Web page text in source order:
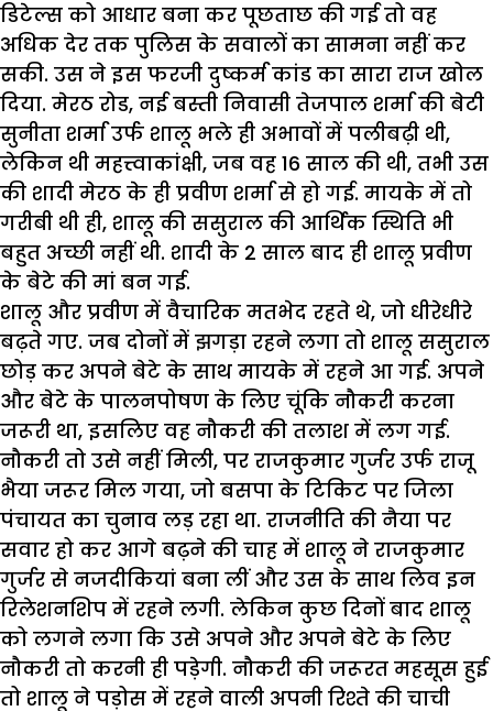
डिटेल्स को आधार बना कर पूछताछ की गई तो वह
अधिक देर तक पुलिस के सवालों का सामना नहीं कर
सकी. उस ने इस फरजी दुष्कर्म कांड का सारा राज खोल
दिया. मेरठ रोड, नई बस्ती निवासी तेजपाल शर्मा की बेटी
सुनीता शर्मा उर्फ शालू भले ही अभावों में पलीबढ़ी थी,
लेकिन थी महत्त्वाकांक्षी, जब वह 16 साल की थी, तभी उस
की शादी मेरठ के ही प्रवीण शर्मा से हो गई. मायके में तो
गरीबी थी ही, शालू की ससुराल की आर्थिक स्थिति भी
बहुत अच्छी नहीं थी. शादी के 2 साल बाद ही शालू प्रवीण
के बेटे की मां बन गई.
शालू और प्रवीण में वैचारिक मतभेद रहते थे, जो धीरेधीरे
बढ़ते गए. जब दोनों में झगड़ा रहने लगा तो शालू ससुराल
छोड़ कर अपने बेटे के साथ मायके में रहने आ गई. अपने
और बेटे के पालनपोषण के लिए चूंकि नौकरी करना
जरूरी था, इसलिए वह नौकरी की तलाश में लग गई.
नौकरी तो उसे नहीं मिली, पर राजकुमार गुर्जर उर्फ राजू
भैया जरूर मिल गया, जो बसपा के टिकिट पर जिला
पंचायत का चुनाव लड़ रहा था. राजनीति की नैया पर
सवार हो कर आगे बढ़ने की चाह में शालू ने राजकुमार
गुर्जर से नजदीकियां बना लीं और उस के साथ लिव इन
रिलेशनशिप में रहने लगी. लेकिन कुछ दिनों बाद शालू
को लगने लगा कि उसे अपने और अपने बेटे के लिए
नौकरी तो करनी ही पड़ेगी. नौकरी की जरूरत महसूस हुई
तो शालू ने पड़ोस में रहने वाली अपनी रिश्ते की चाची